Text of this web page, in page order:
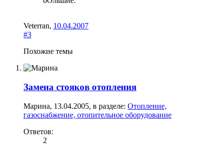
Veterran, 10.04.2007
#3
Похожие темы
Замена стояков отопления
Марина, 13.04.2005, в разделе: Отопление,
газоснабжение, отопительное оборудование
Ответов:
2